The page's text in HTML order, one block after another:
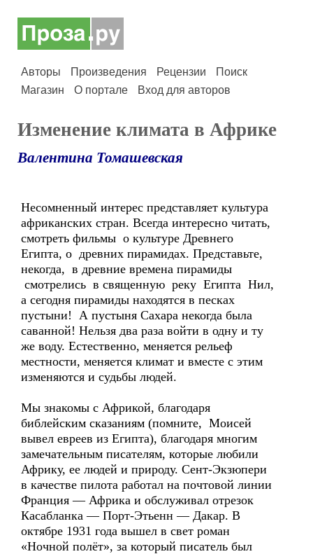
Авторы Произведения Рецензии
Поиск
Магазин
О портале Вход для авторов
Изменение климата в Африке
Валентина Томашевская
Несомненный интерес представляет культура
африканских стран. Всегда интересно читать,
смотреть фильмы о культуре Древнего
Египта, о древних пирамидах. Представьте,
некогда, в древние времена пирамиды
смотрелись в священную реку Египта Нил,
а сегодня пирамиды находятся в песках
пустыни! А пустыня Сахара некогда была
саванной! Нельзя два раза войти в одну и ту
же воду. Естественно, меняется рельеф
местности, меняется климат и вместе с этим
изменяются и судьбы людей.
Мы знакомы с Африкой, благодаря
библейским сказаниям (помните, Моисей
вывел евреев из Египта), благодаря многим
замечательным писателям, которые любили
Африку, ее людей и природу. Сент-Экзюпери
в качестве пилота работал на почтовой линии
Франция — Африка и обслуживал отрезок
Касабланка — Порт-Этьенн — Дакар. В
октябре 1931 года вышел в свет роман
«Ночной полёт», за который писатель был